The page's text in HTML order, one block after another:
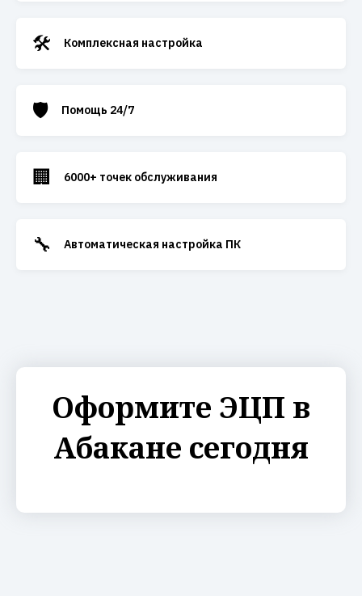
🛠️ Комплексная настройка
🛡️ Помощь 24/7
🏢 6000+ точек обслуживания
🔧 Автоматическая настройка ПК
Оформите ЭЦП в
Абакане сегодня